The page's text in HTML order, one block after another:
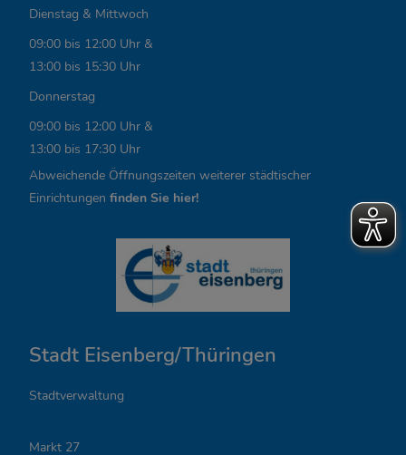
L
i
n
k
s
,
u
n
g
Dienstag & Mittwoch
09:00 bis 12:00 Uhr &
13:00 bis 15:30 Uhr
Donnerstag
09:00 bis 12:00 Uhr &
13:00 bis 17:30 Uhr
Abweichende Öffnungszeiten weiterer städtischer
Einrichtungen finden Sie hier!
Stadt Eisenberg/Thüringen
Stadtverwaltung
Markt 27